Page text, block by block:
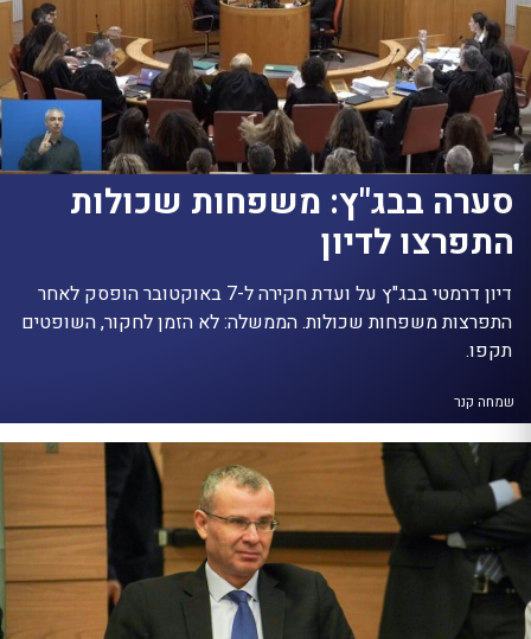
סערה בבג"ץ: משפחות שכולות
התפרצו לדיון
דיון דרמטי בבג"ץ על ועדת חקירה ל-7 באוקטובר הופסק לאחר
התפרצות משפחות שכולות. הממשלה: לא הזמן לחקור, השופטים
תקפו.
שמחה קנר